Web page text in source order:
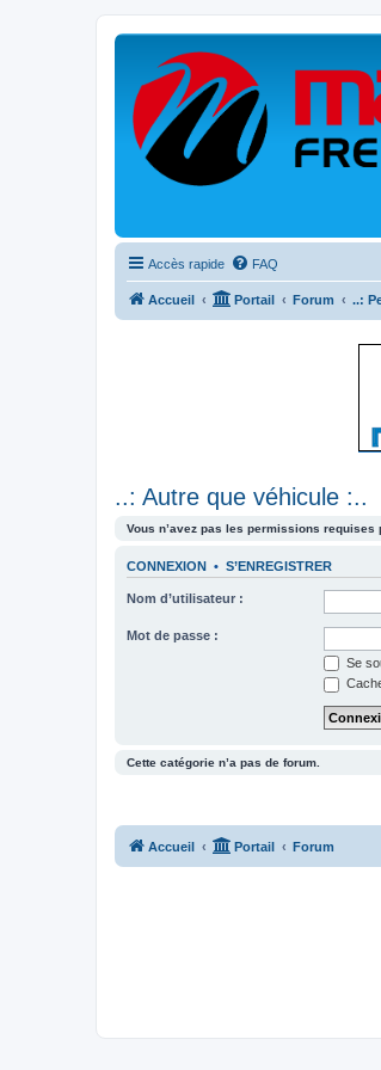
Accès rapide FAQ
Accueil Portail Forum ..:
..: Autre que véhicule :..
Vous n’avez pas les permissions
CONNEXION • S’ENREGISTRER
Nom d’utilisateur :
Mot de passe :
Se
Cette catégorie n’a pas de forum.
Accueil Portail Forum